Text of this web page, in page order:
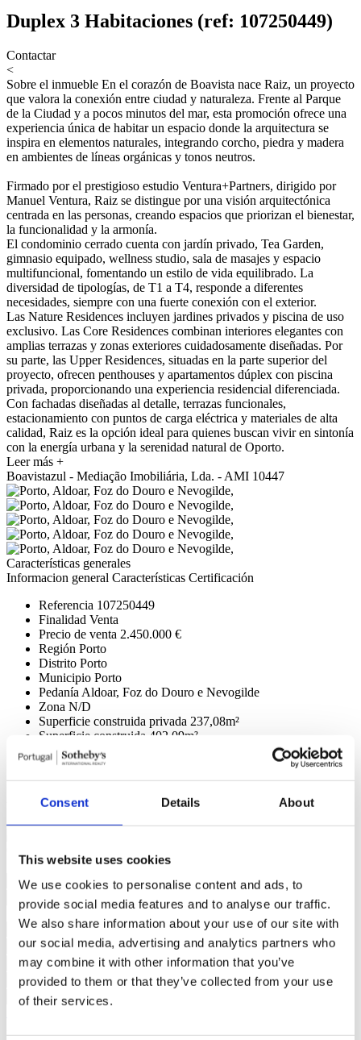
Consent Details About
This website uses cookies
We use cookies to personalise content and ads, to
provide social media features and to analyse our traffic.
We also share information about your use of our site with
our social media, advertising and analytics partners who
may combine it with other information that you’ve
provided to them or that they’ve collected from your use
of their services.
Duplex 3 Habitaciones (ref: 107250449)
Contactar
<
Sobre el inmueble En el corazón de Boavista nace Raiz, un proyecto
que valora la conexión entre ciudad y naturaleza. Frente al Parque
de la Ciudad y a pocos minutos del mar, esta promoción ofrece una
experiencia única de habitar un espacio donde la arquitectura se
inspira en elementos naturales, integrando corcho, piedra y madera
en ambientes de líneas orgánicas y tonos neutros.
Firmado por el prestigioso estudio Ventura+Partners, dirigido por
Manuel Ventura, Raiz se distingue por una visión arquitectónica
centrada en las personas, creando espacios que priorizan el bienestar,
la funcionalidad y la armonía.
El condominio cerrado cuenta con jardín privado, Tea Garden,
gimnasio equipado, wellness studio, sala de masajes y espacio
multifuncional, fomentando un estilo de vida equilibrado. La
diversidad de tipologías, de T1 a T4, responde a diferentes
necesidades, siempre con una fuerte conexión con el exterior.
Las Nature Residences incluyen jardines privados y piscina de uso
exclusivo. Las Core Residences combinan interiores elegantes con
amplias terrazas y zonas exteriores cuidadosamente diseñadas. Por
su parte, las Upper Residences, situadas en la parte superior del
proyecto, ofrecen penthouses y apartamentos dúplex con piscina
privada, proporcionando una experiencia residencial diferenciada.
Con fachadas diseñadas al detalle, terrazas funcionales,
estacionamiento con puntos de carga eléctrica y materiales de alta
calidad, Raiz es la opción ideal para quienes buscan vivir en sintonía
con la energía urbana y la serenidad natural de Oporto.
Leer más +
Boavistazul - Mediação Imobiliária, Lda. - AMI 10447
Características generales
Informacion general Características Certificación
Referencia 107250449
Finalidad Venta
Precio de venta 2.450.000 €
Región Porto
Distrito Porto
Municipio Porto
Pedanía Aldoar, Foz do Douro e Nevogilde
Zona N/D
Superficie construida privada 237,08m²
Superficie construida 402,09m²
Superficie útil
Parcela 0m²
Estado En Construcción
Cidade, Jardins;
Zona Proximidade (Jardins, Serviços Públicos, Supermercado);
¿Interesado?Concierte una visita o solicite más información.